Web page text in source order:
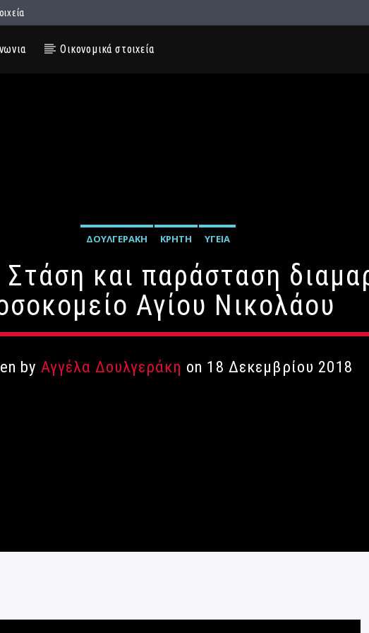
Οικονομικά στοιχεία
ΔΟΥΛΓΕΡΆΚΗ ΚΡΉΤΗ ΥΓΕΊΑ
και παράσταση
Αγίου Νικολάου
by Αγγέλα Δουλγεράκη on 18 Δεκεμβρίου 2018